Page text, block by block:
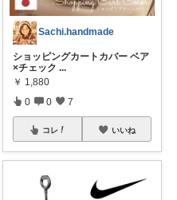
Sachi.handmade
ショッピングカートカバー ベア
×チェック ...
￥ 1,880
0 0 7
コレ いいね